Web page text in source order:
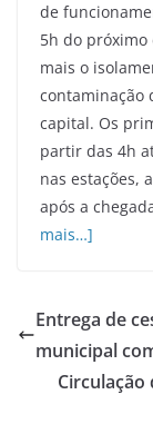
de
5h do
mais o
contaminação
capital. Os
partir das 4h
nas estações,
após a
mais…]
Entrega de
municipal